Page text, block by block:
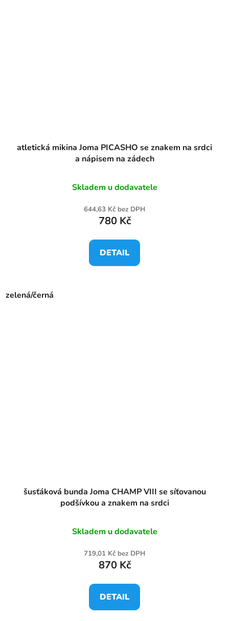
atletická mikina Joma PICASHO se znakem na srdci
a nápisem na zádech
Skladem u dodavatele
644,63 Kč bez DPH
780 Kč
DETAIL
zelená/černá
šusťáková bunda Joma CHAMP VIII se síťovanou
podšívkou a znakem na srdci
Skladem u dodavatele
719,01 Kč bez DPH
870 Kč
DETAIL